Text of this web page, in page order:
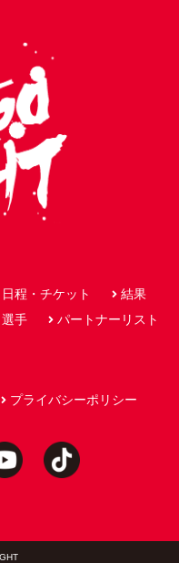
日程・チケット
結果
選手
パートナーリスト
プライバシーポリシー